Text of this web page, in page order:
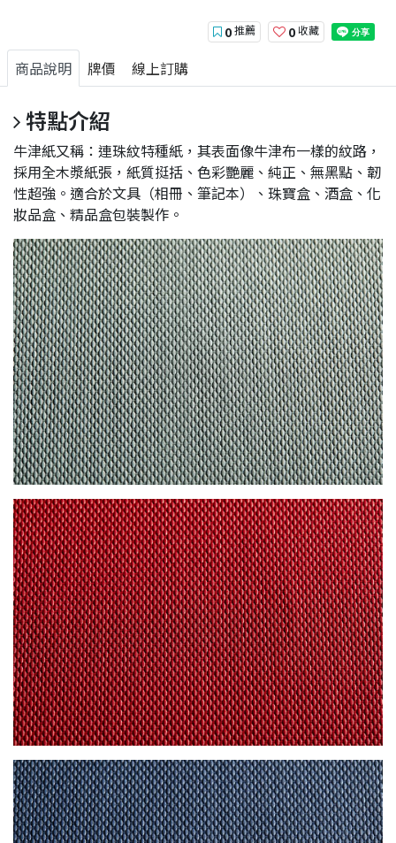
0推薦 0 收藏
商品說明 牌價 線上訂購
特點介紹
牛津紙又稱：連珠紋特種紙，其表面像牛津布一樣的紋路，
採用全木漿紙張，紙質挺括、色彩艷麗、純正、無黑點、韌
性超強。適合於文具（相冊、筆記本）、珠寶盒、酒盒、化
妝品盒、精品盒包裝製作。